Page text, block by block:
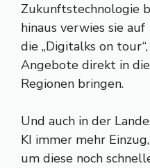
Zukunftstechnologie
hinaus verwies sie auf
die „Digitalks on
Angebote direkt in die
Regionen bringen.
Und auch in der
KI immer mehr Einzug,
um diese noch